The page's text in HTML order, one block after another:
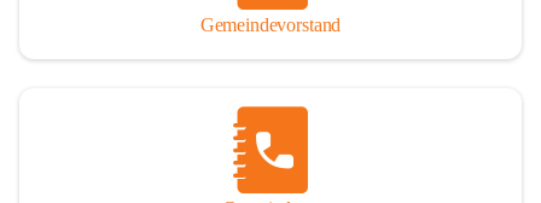
Jahrhunderte, ja Jahrtausende alte Geschichte von der Steinzeit
einladen.
Gemeindevorstand